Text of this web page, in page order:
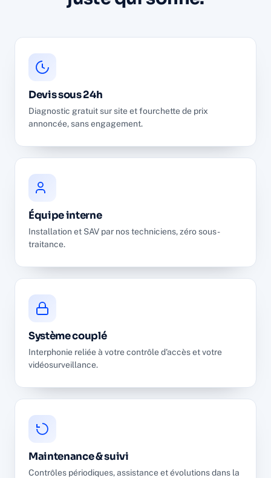
Devis sous 24h
Diagnostic gratuit sur site et fourchette de prix
annoncée, sans engagement.
Équipe interne
Installation et SAV par nos techniciens, zéro sous-
traitance.
Système couplé
Interphonie reliée à votre contrôle d'accès et votre
vidéosurveillance.
Maintenance & suivi
Contrôles périodiques, assistance et évolutions dans la